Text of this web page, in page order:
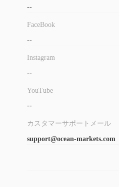
は現在アクセスできないた
要約すると、一方で Ocean
に慎重になり、徹底的な調査
市場手段
が、監督はしておらず、現
アカウントの種類
Ocean Marketsトレーダー
たはゴールド アカウントの
--
FaceBook
--
Instagram
--
YouTube
--
カスタマーサポートメール
support@ocean-markets.com